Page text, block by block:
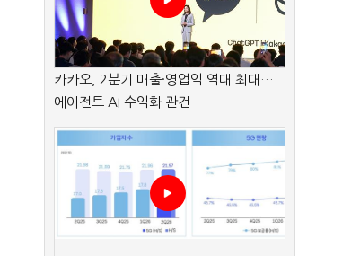
카카오, 2분기 매출·영업익 역대 최대…
에이전트 AI 수익화 관건